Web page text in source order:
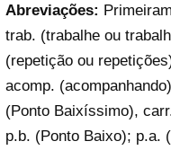
Abreviações:
trab. (trabalhe ou
(repetição ou
acomp.
(Ponto Baixíssimo),
p.b. (Ponto Baixo); p.a.